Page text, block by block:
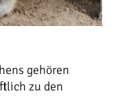
gehören
zu den